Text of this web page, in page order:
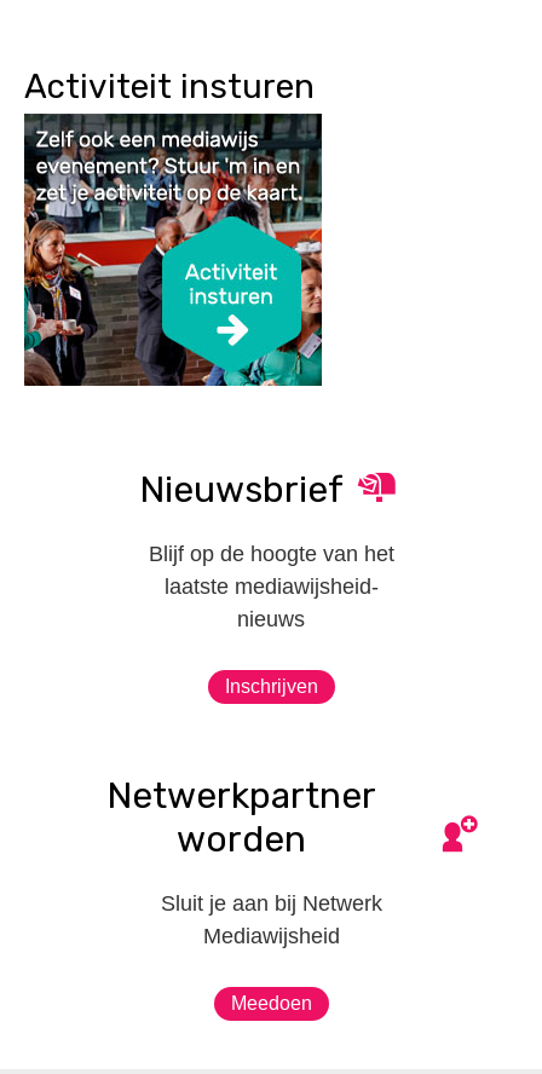
Activiteit insturen
Nieuwsbrief
Blijf op de hoogte van het
laatste mediawijsheid-
nieuws
Inschrijven
Netwerkpartner
worden
Sluit je aan bij Netwerk
Mediawijsheid
Meedoen